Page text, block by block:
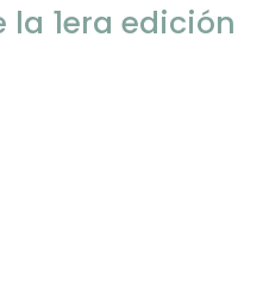
la 1era edición